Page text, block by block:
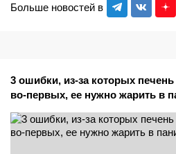
Больше новостей в
3 ошибки, из-за которых
во-первых, ее нужно жарить в